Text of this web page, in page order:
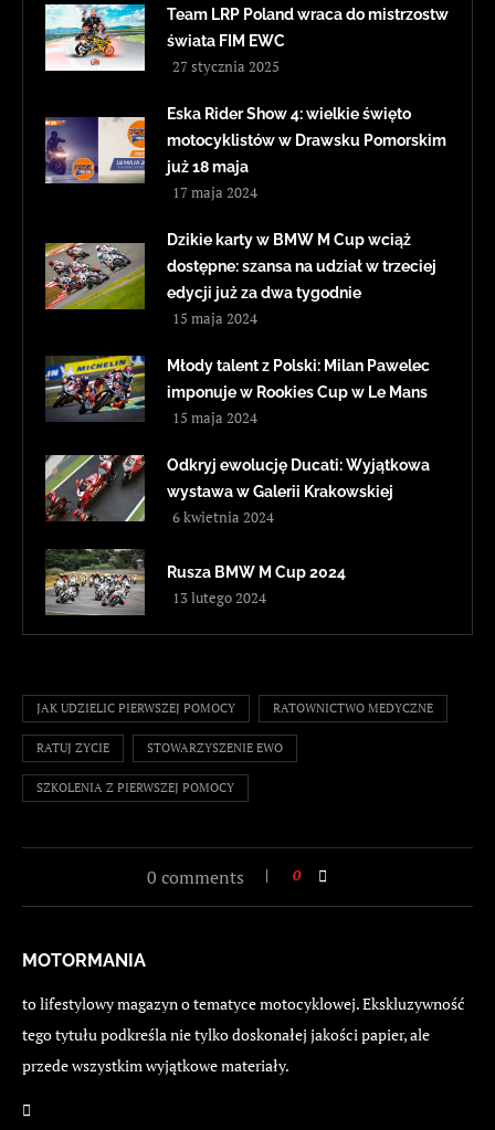
Team LRP Poland wraca do mistrzostw
świata FIM EWC
27 stycznia 2025
Eska Rider Show 4: wielkie święto
motocyklistów w Drawsku Pomorskim
już 18 maja
17 maja 2024
Dzikie karty w BMW M Cup wciąż
dostępne: szansa na udział w trzeciej
edycji już za dwa tygodnie
15 maja 2024
Młody talent z Polski: Milan Pawelec
imponuje w Rookies Cup w Le Mans
15 maja 2024
Odkryj ewolucję Ducati: Wyjątkowa
wystawa w Galerii Krakowskiej
6 kwietnia 2024
Rusza BMW M Cup 2024
13 lutego 2024
JAK UDZIELIC PIERWSZEJ POMOCY RATOWNICTWO MEDYCZNE
RATUJ ZYCIE STOWARZYSZENIE EWO
SZKOLENIA Z PIERWSZEJ POMOCY
0 comments 0
MOTORMANIA
to lifestylowy magazyn o tematyce motocyklowej. Ekskluzywność
tego tytułu podkreśla nie tylko doskonałej jakości papier, ale
przede wszystkim wyjątkowe materiały.